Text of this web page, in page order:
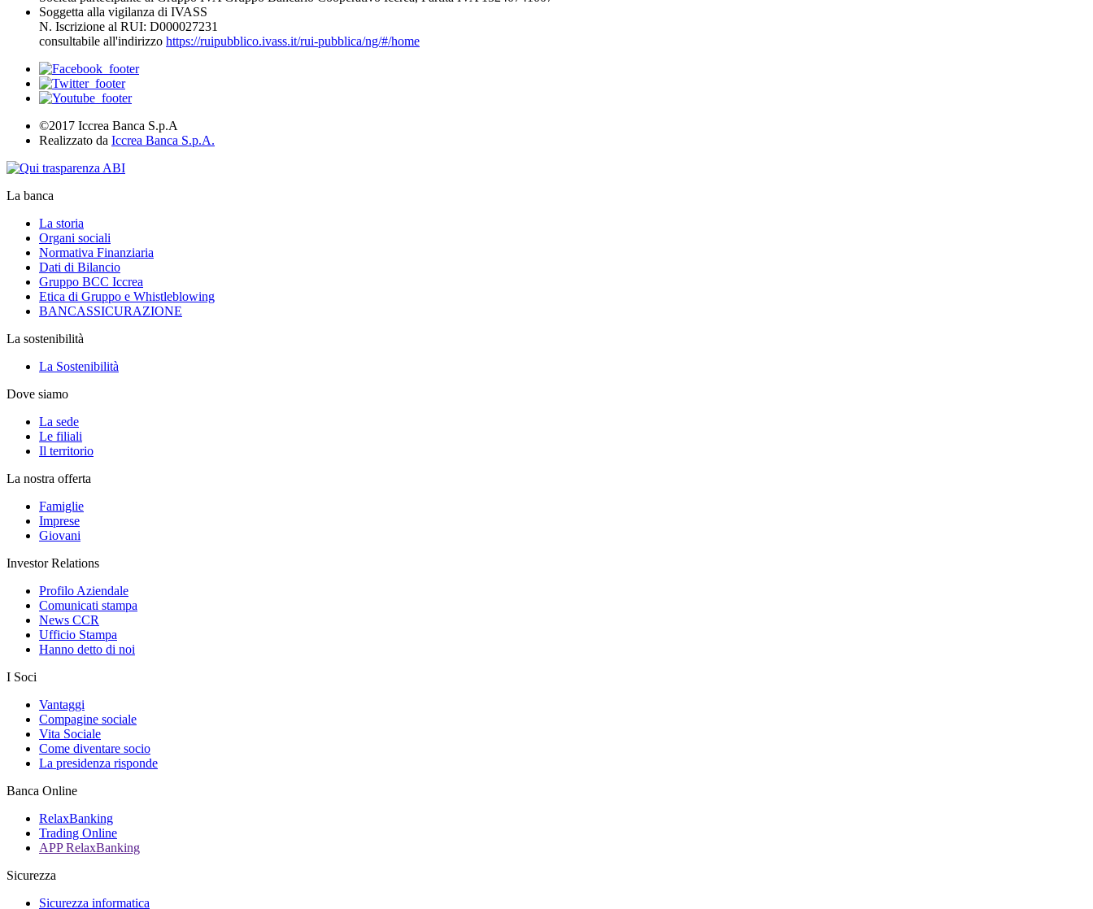
Soggetta alla vigilanza di IVASS
N. Iscrizione al RUI: D000027231
consultabile all'indirizzo https://ruipubblico.ivass.it/rui-pubblica/ng/#/home
©2017 Iccrea Banca S.p.A
Realizzato da Iccrea Banca S.p.A.
La banca
La storia
Organi sociali
Normativa Finanziaria
Dati di Bilancio
Gruppo BCC Iccrea
Etica di Gruppo e Whistleblowing
BANCASSICURAZIONE
La sostenibilità
La Sostenibilità
Dove siamo
La sede
Le filiali
Il territorio
La nostra offerta
Famiglie
Imprese
Giovani
Investor Relations
Profilo Aziendale
Comunicati stampa
News CCR
Ufficio Stampa
Hanno detto di noi
I Soci
Vantaggi
Compagine sociale
Vita Sociale
Come diventare socio
La presidenza risponde
Banca Online
RelaxBanking
Trading Online
APP RelaxBanking
Sicurezza
Sicurezza informatica